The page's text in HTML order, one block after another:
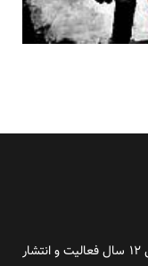
روز آنلاین روزنامه‌ای اینترنتی بود که پس از طول ۱۲ سال فعالیت و انتشار